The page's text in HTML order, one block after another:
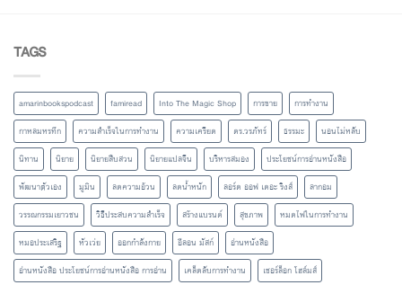
TAGS
amarinbookspodcast famiread Into The Magic Shop การขาย
การทำงาน
กาหลมหรทึก
ความสำเร็จในการทำงาน ความเครียด ดร.วรภัทร์ ธรรมะ
นอนไม่หลับ
นิทาน
นิยาย นิยายสืบสวน นิยายแปลจีน บริหารสมอง
ประโยชน์การอ่านหนังสือ
พัฒนาตัวเอง
มูมิน ลดความอ้วน ลดน้ำหนัก ลอร์ด ออฟ เดอะ ริงส์
ลากอม
วรรณกรรมเยาวชน
วิธีประสบความสำเร็จ สร้างแบรนด์ สุขภาพ
หมดไฟในการทำงาน
หมอประเสริฐ
หัวเว่ย ออกกำลังกาย อีลอน มัสก์
อ่านหนังสือ
อ่านหนังสือ ประโยชน์การอ่านหนังสือ การอ่าน
เคล็ดลับการทำงาน
เชอร์ล็อก โฮล์มส์